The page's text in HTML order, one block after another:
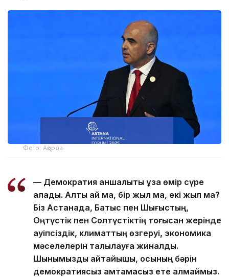
Фото: Ақорда
— Демократия қаншалықты ұзақ өмір сүре
алады. Алты ай ма, бір жыл ма, екі жыл ма?
Біз Астанада, Батыс пен Шығыстың,
Оңтүстік пен Солтүстіктің тоғысқан жерінде
қауіпсіздік, климаттың өзгеруі, экономика
мәселелерін талқылауға жиналдық.
Шынымызды айтайықшы, осының бәрін
демократиясыз қамтамасыз ете алмаймыз.